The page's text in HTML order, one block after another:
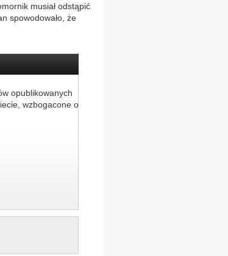
musiał odstąpić
spowodowało, że
opublikowanych
wzbogacone o